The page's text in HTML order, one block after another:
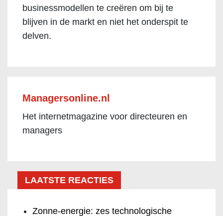
businessmodellen te creëren om bij te
blijven in de markt en niet het onderspit te
delven.
Managersonline.nl
Het internetmagazine voor directeuren en
managers
LAATSTE REACTIES
Zonne-energie: zes technologische